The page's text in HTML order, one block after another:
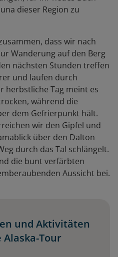
dieser Region zu
dass wir nach
Wanderung auf den Berg
nächsten Stunden treffen
und laufen durch
herbstliche Tag meint es
während die
dem Gefrierpunkt hält.
wir den Gipfel und
über den Dalton
durch das Tal schlängelt.
die bunt verfärbten
Aussicht bei.
und Aktivitäten
Tour